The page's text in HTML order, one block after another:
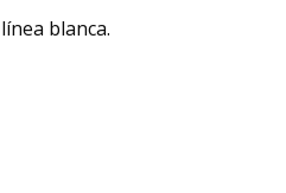
blanca.